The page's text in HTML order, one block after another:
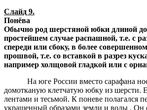
Слайд 9.
Понёва
Обычно род шерстяной юбки длиной
простейшем случае распашной, т.е. с
спереди или сбоку, в более
прошвой, т.е. со вставкой в разрез
например холщовой гладкой или с
На юге России вместо сарафана
домотканую клетчатую юбку из шерсти.
лентами и тесьмой. К поневе полагался
украшенный образами земли и воды . Он